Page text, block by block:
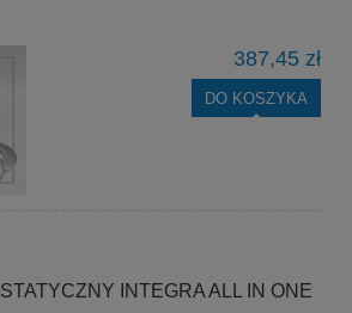
387,45 zł
DO KOSZYKA
INTEGRA ALL IN ONE